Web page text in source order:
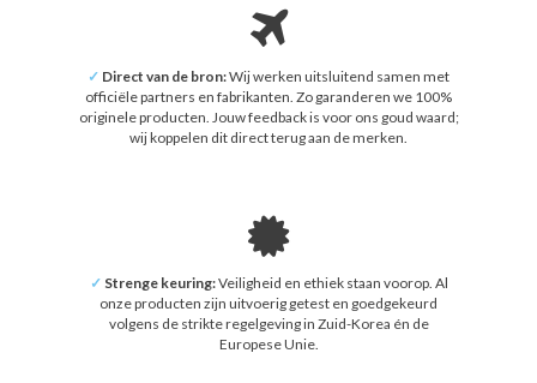
✓ Direct van de bron:Wij werken uitsluitend samen met
officiële partners en fabrikanten. Zo garanderen we 100%
originele producten. Jouw feedback is voor ons goud waard;
wij koppelen dit direct terug aan de merken.
✓ Strenge keuring:Veiligheid en ethiek staan voorop. Al
onze producten zijn uitvoerig getest en goedgekeurd
volgens de strikte regelgeving in Zuid-Korea én de
Europese Unie.